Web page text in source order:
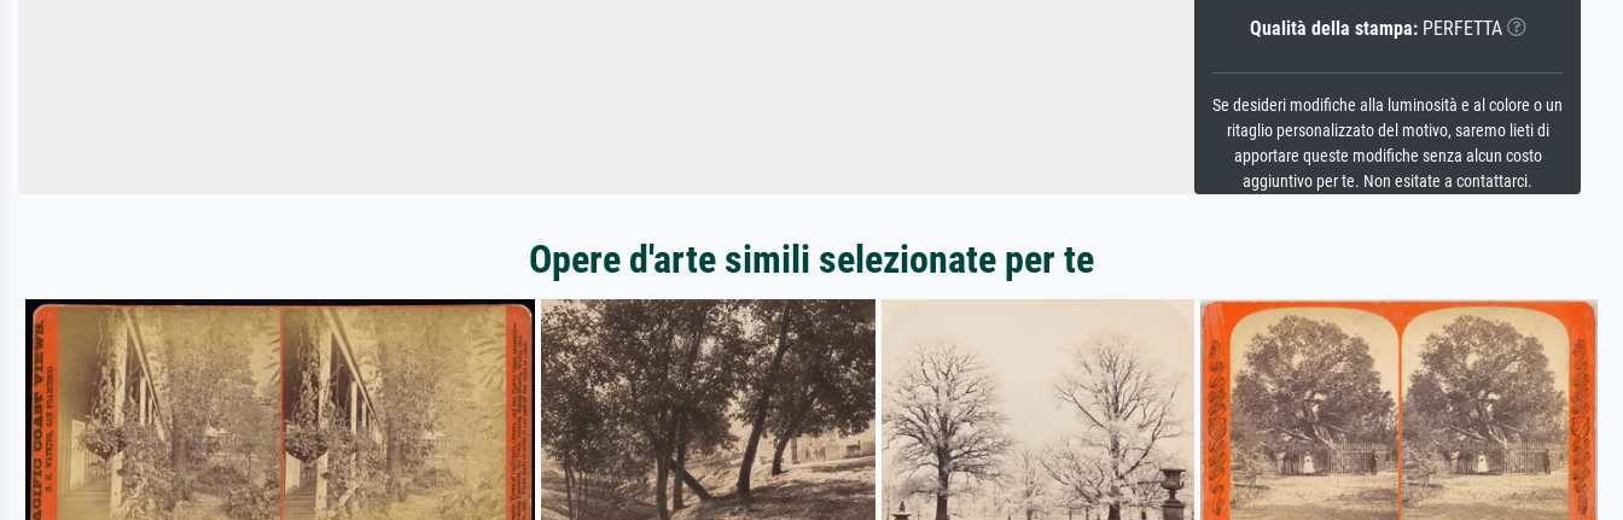
Qualità della stampa:PERFETTA
Se desideri modifiche alla luminosità e al colore o un
ritaglio personalizzato del motivo, saremo lieti di
apportare queste modifiche senza alcun costo
aggiuntivo per te. Non esitate a contattarci.
Opere d'arte simili selezionate per te